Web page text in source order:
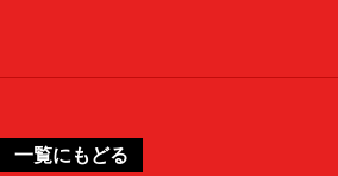
一覧にもどる